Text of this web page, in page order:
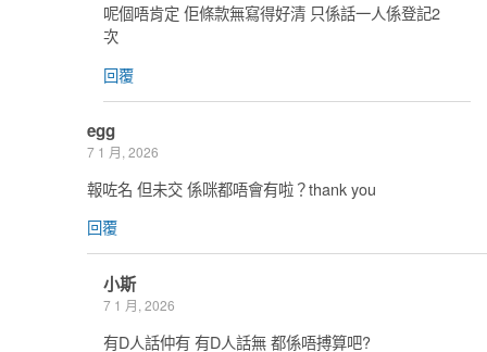
呢個唔肯定 佢條款無寫得好清 只係話一人係登記2
次
回覆
egg
7 1 月, 2026
報咗名 但未交 係咪都唔會有啦？thank you
回覆
小斯
7 1 月, 2026
有D人話仲有 有D人話無 都係唔搏算吧?